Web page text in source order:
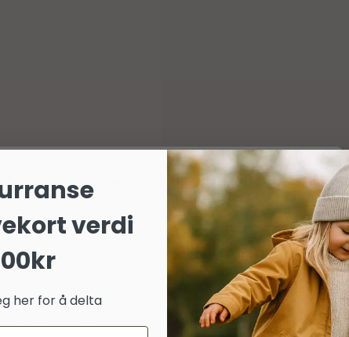
Spørsmål og svar
Om informasjonskapsler på dette nettstedet
Vi bruker egne og tredjeparts informasjonskapsler (cookies) og
lignende teknologier for å sikre grunnleggende funksjoner,
generere statistikk, og for å tilpasse markedsføring og annonser
(inkludert deling av brukerdata med partnere). Samtykket er helt
frivillig. Du kan velge å godta alle, avvise valgfrie, eller tilpasse
valgene dine per kategori nedenfor. Du kan når som helst endre
eller trekke tilbake dine samtykker via lenken «personvern»
verdi
her for å delta